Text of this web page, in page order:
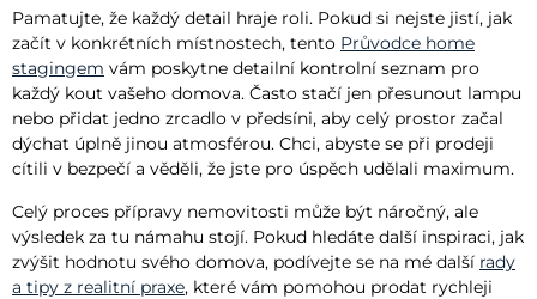
Pamatujte, že každý detail hraje roli. Pokud si nejste jistí, jak
začít v konkrétních místnostech, tento Průvodce home
stagingem vám poskytne detailní kontrolní seznam pro
každý kout vašeho domova. Často stačí jen přesunout lampu
nebo přidat jedno zrcadlo v předsíni, aby celý prostor začal
dýchat úplně jinou atmosférou. Chci, abyste se při prodeji
cítili v bezpečí a věděli, že jste pro úspěch udělali maximum.
Celý proces přípravy nemovitosti může být náročný, ale
výsledek za tu námahu stojí. Pokud hledáte další inspiraci, jak
zvýšit hodnotu svého domova, podívejte se na mé další rady
a tipy z realitní praxe, které vám pomohou prodat rychleji